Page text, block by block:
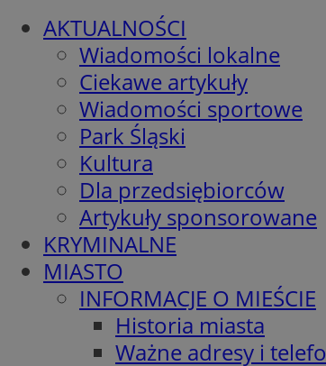
AKTUALNOŚCI
Wiadomości lokalne
Ciekawe artykuły
Wiadomości sportowe
Park Śląski
Kultura
Dla przedsiębiorców
Artykuły sponsorowane
KRYMINALNE
MIASTO
INFORMACJE O MIEŚCIE
Historia miasta
Ważne adresy i